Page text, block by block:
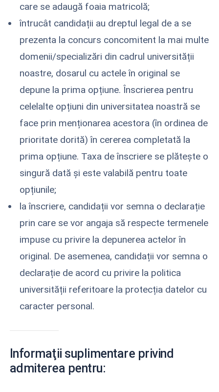
care se adaugă foaia matricolă;
întrucât candidații au dreptul legal de a se
prezenta la concurs concomitent la mai multe
domenii/specializări din cadrul universității
noastre, dosarul cu actele în original se
depune la prima opțiune. Înscrierea pentru
celelalte opțiuni din universitatea noastră se
face prin menționarea acestora (în ordinea de
prioritate dorită) în cererea completată la
prima opțiune. Taxa de înscriere se plătește o
singură dată și este valabilă pentru toate
opțiunile;
la înscriere, candidații vor semna o declarație
prin care se vor angaja să respecte termenele
impuse cu privire la depunerea actelor în
original. De asemenea, candidații vor semna o
declarație de acord cu privire la politica
universității referitoare la protecția datelor cu
caracter personal.
Informaţii suplimentare privind
admiterea pentru: